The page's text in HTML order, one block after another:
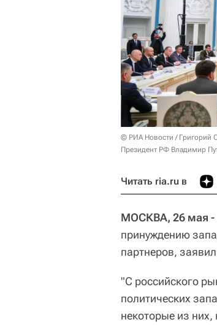
© РИА Новости / Григорий
Президент РФ Владимир
Читать ria.ru в
МОСКВА, 26 мая -
принуждению
партнеров,
"С российского
политических
некоторые из